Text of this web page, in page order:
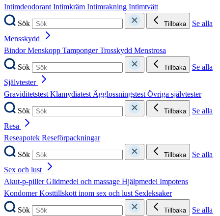
IntimdeodorantIntimkräm Intimrakning Intimtvätt
Sök
Tillbaka
Se alla
Mensskydd
BindorMenskopp TampongerTrosskydd Menstrosa
Sök
Tillbaka
Se alla
Självtester
GraviditetstestKlamydiatestÄgglossningstestÖvriga självtester
Sök
Tillbaka
Se alla
Resa
Reseapotek Reseförpackningar
Sök
Tillbaka
Se alla
Sex och lust
Akut-p-pillerGlidmedel och massage Hjälpmedel Impotens
KondomerKosttillskott inom sex och lust Sexleksaker
Sök
Tillbaka
Se alla